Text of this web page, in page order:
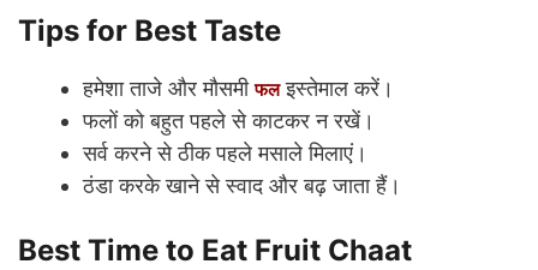
Tips for Best Taste
हमेशा ताजे और मौसमीफलइस्तेमाल करें।
फलों को बहुत पहले से काटकर न रखें।
सर्व करने से ठीक पहले मसाले मिलाएं।
ठंडा करके खाने से स्वाद और बढ़ जाता हैं।
Best Time to Eat Fruit Chaat